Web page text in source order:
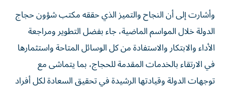
وأشارت إلى أن النجاح والتميز الذي حققه مكتب شؤون حجاج
الدولة خلال المواسم الماضية، جاء بفضل التطوير ومراجعة
الأداء والابتكار والاستفادة من كل الوسائل المتاحة واستثمارها
في الارتقاء بالخدمات المقدمة للحجاج، بما يتماشى مع
توجهات الدولة وقيادتها الرشيدة في تحقيق السعادة لكل أفراد